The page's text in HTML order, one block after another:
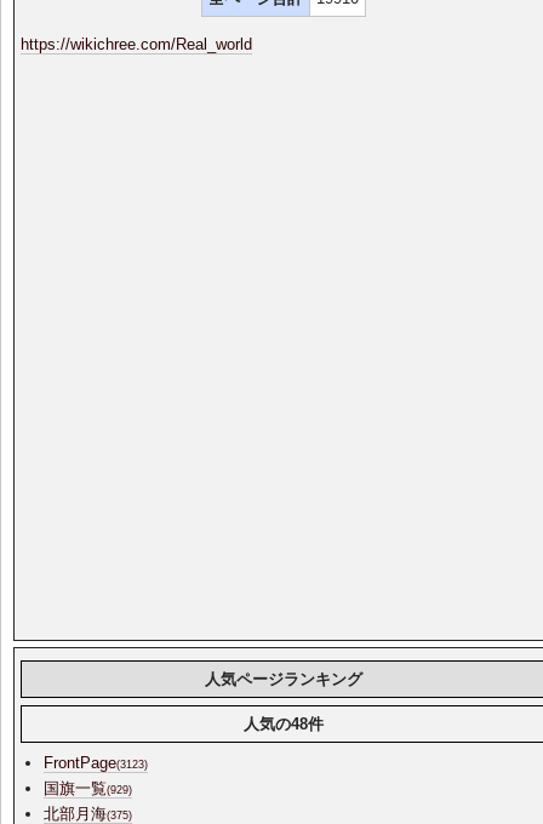
https://wikichree.com/Real_world
人気ページランキング
人気の48件
FrontPage(3123)
国旗一覧(929)
北部月海(375)